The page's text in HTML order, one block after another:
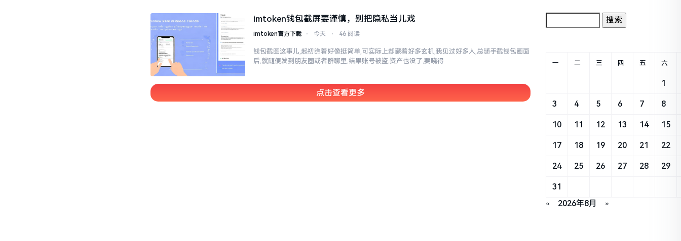
imtoken钱包截屏要谨慎，别把隐私当儿戏
imtoken官方下载 ⋅ 今天 ⋅ 46 阅读
钱包截图这事儿,起初瞧着好像挺简单,可实际上却藏着好多玄机,我见过好多人,总随手截钱包画面
后,就随便发到朋友圈或者群聊里,结果账号被盗,资产也没了,要晓得
点击查看更多
« 2026年8月 »
一 二 三 四 五 六
1
3 4 5 6 7 8
10 11 12 13 14 15
17 18 19 20 21 22
24 25 26 27 28 29
31